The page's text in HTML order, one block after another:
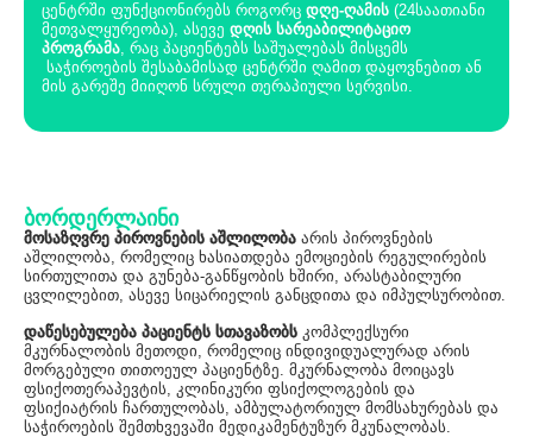
ცენტრში ფუნქციონირებს როგორც დღე-ღამის (24საათიანი
მეთვალყურეობა), ასევე დღის სარეაბილიტაციო
პროგრამა, რაც პაციენტებს საშუალებას მისცემს
საჭიროების შესაბამისად ცენტრში ღამით დაყოვნებით ან
მის გარეშე მიიღონ სრული თერაპიული სერვისი.
ბორდერლაინი
მოსაზღვრე პიროვნების აშლილობა არის პიროვნების
აშლილობა, რომელიც ხასიათდება ემოციების რეგულირების
სირთულითა და გუნება-განწყობის ხშირი, არასტაბილური
ცვლილებით, ასევე სიცარიელის განცდითა და იმპულსურობით.
დაწესებულება პაციენტს სთავაზობს კომპლექსური
მკურნალობის მეთოდი, რომელიც ინდივიდუალურად არის
მორგებული თითოეულ პაციენტზე. მკურნალობა მოიცავს
ფსიქოთერაპევტის, კლინიკური ფსიქოლოგების და
ფსიქიატრის ჩართულობას, ამბულატორიულ მომსახურებას და
საჭიროების შემთხვევაში მედიკამენტუზურ მკუნალობას.